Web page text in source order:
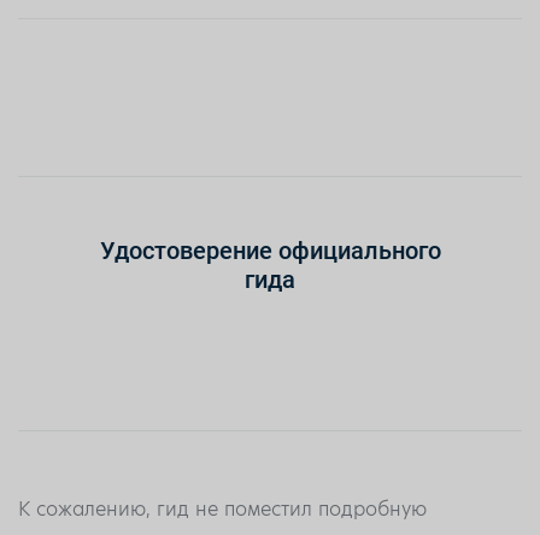
Удостоверение официального
гида
К сожалению, гид не поместил подробную